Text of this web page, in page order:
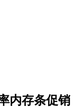
内存条促销